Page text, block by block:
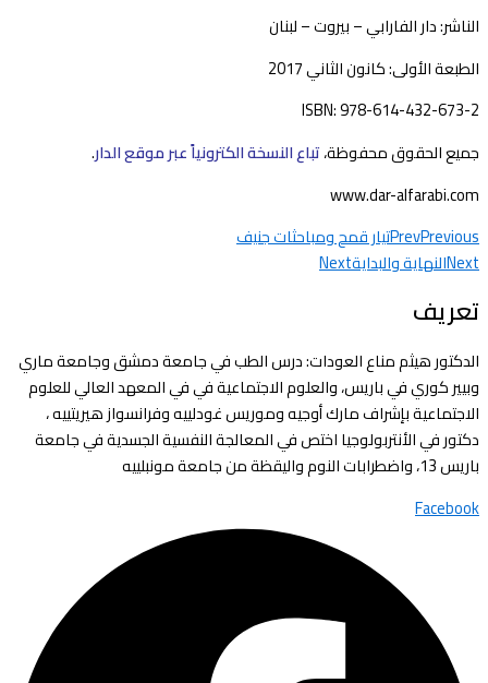
الناشر: دار الفارابي – بيروت – لبنان
الطبعة الأولى: كانون الثاني 2017
ISBN: 978-614-432-673-2
جميع الحقوق محفوظة،تباع النسخة الكترونياً عبر موقع الدار.
www.dar-alfarabi.com
PrevPrevious
تيار قمح ومباحثات جنيف
Nextالنهاية والبدايةNext
تعريف
الدكتور هيثم مناع العودات: درس الطب في جامعة دمشق وجامعة ماري
وبيير كوري في باريس، والعلوم الاجتماعية في في المعهد العالي للعلوم
الاجتماعية بإشراف مارك أوجيه وموريس غودلييه وفرانسواز هيريتييه ،
دكتور في الأنتربولوجيا اختص في المعالجة النفسية الجسدية في جامعة
باريس 13، واضطرابات النوم واليقظة من جامعة مونبلييه
Facebook